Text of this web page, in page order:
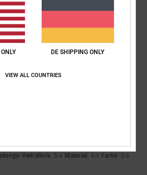
4/5
Verhältnis: 5/5 Material : 4/5 Farbe: 5/5
DE SHIPPING ONLY
VIEW ALL COUNTRIES